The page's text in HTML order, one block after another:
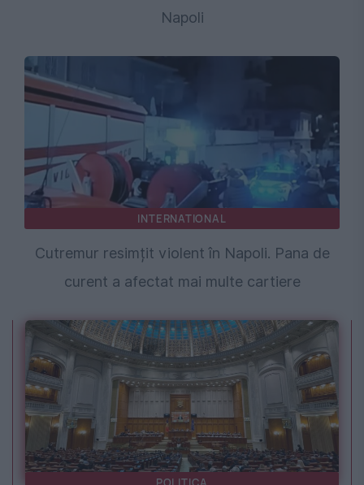
Napoli
INTERNATIONAL
Cutremur resimțit violent în Napoli. Pana de
curent a afectat mai multe cartiere